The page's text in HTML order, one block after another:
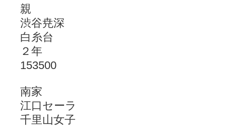
親
渋谷尭深
白糸台
２年
153500
南家
江口セーラ
千里山女子